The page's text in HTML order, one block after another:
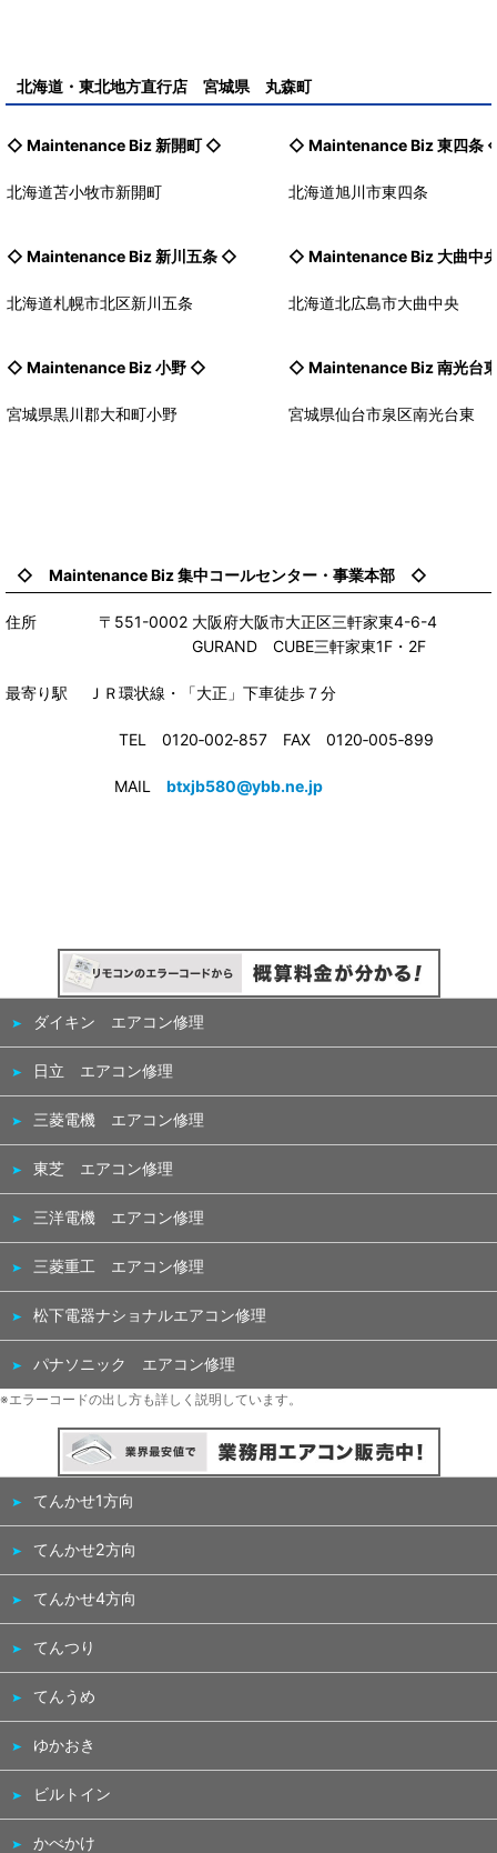
北海道・東北地方直行店 宮城県 丸森町
◇ Maintenance Biz新開町 ◇
北海道苫小牧市新開町
◇ Maintenance Biz東四条
北海道旭川市東四条
◇ Maintenance Biz新川五条 ◇
北海道札幌市北区新川五条
◇ Maintenance Biz大曲中
北海道北広島市大曲中央
◇ Maintenance Biz小野 ◇
宮城県黒川郡大和町小野
◇ Maintenance Biz南光台
宮城県仙台市泉区南光台東
◇ Maintenance Biz 集中コールセンター・事業本部 ◇
住所 〒551-0002 大阪府大阪市大正区三軒家東4-6-4
GURAND CUBE三軒家東1F・2F
最寄り駅 ＪＲ環状線・「大正」下車徒歩７分
TEL 0120‐002‐857 FAX 0120‐005‐899
MAIL btxjb580@ybb.ne.jp
ダイキン エアコン修理
日立 エアコン修理
三菱電機 エアコン修理
東芝 エアコン修理
三洋電機 エアコン修理
三菱重工 エアコン修理
松下電器ナショナルエアコン修理
パナソニック エアコン修理
※エラーコードの出し方も詳しく説明しています。
てんかせ1方向
てんかせ2方向
てんかせ4方向
てんつり
てんうめ
ゆかおき
ビルトイン
かべかけ